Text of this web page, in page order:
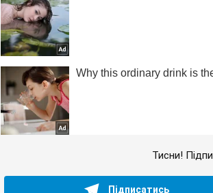
Тисни!
Підписатись